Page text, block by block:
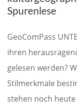
Spurenlese
GeoComPass
ihren
gelesen werden?
Stilmerkmale
stehen noch